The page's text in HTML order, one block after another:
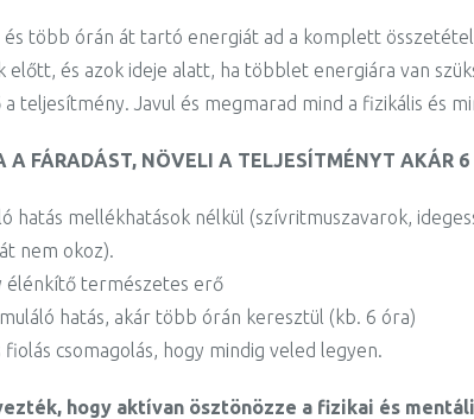
és több órán át tartó energiát ad a komplett
előtt, és azok ideje alatt, ha többlet energiára van
teljesítmény. Javul és megmarad mind a fizikális és
A FÁRADÁST, NÖVELI A TELJESÍTMÉNYT AKÁR 6
hatás mellékhatások nélkül (szívritmuszavarok,
nem okoz).
élénkítő természetes erő
hatás, akár több órán keresztül (kb. 6 óra)
fiolás csomagolás, hogy mindig veled legyen.
hogy aktívan ösztönözze a fizikai és